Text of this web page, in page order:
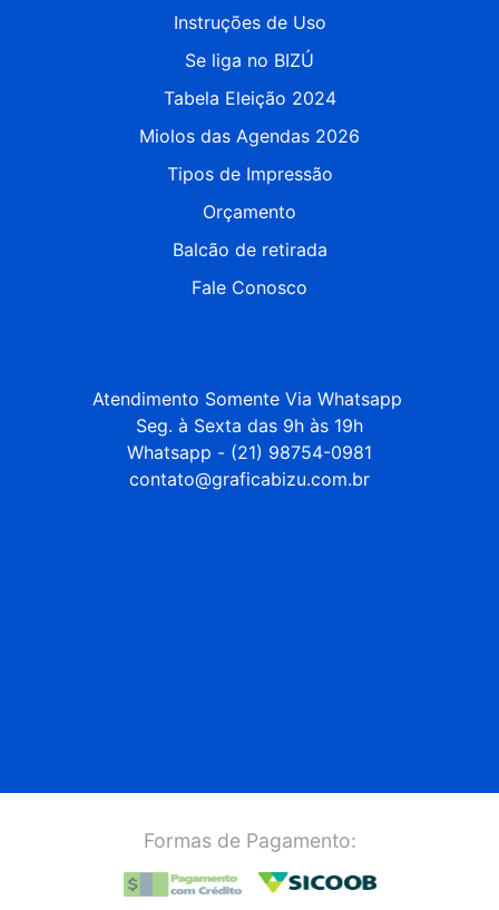
Instruções de Uso
Se liga no BIZÚ
Tabela Eleição 2024
Miolos das Agendas 2026
Tipos de Impressão
Orçamento
Balcão de retirada
Fale Conosco
Atendimento Somente Via Whatsapp
Seg. à Sexta das 9h às 19h
Whatsapp - (21) 98754-0981
contato@graficabizu.com.br
Formas de Pagamento: